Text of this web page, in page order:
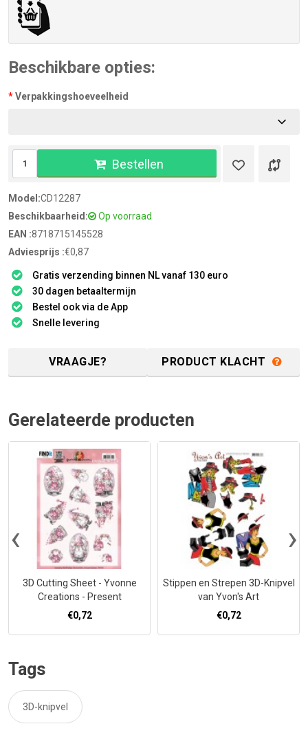
Beschikbare opties:
Verpakkingshoeveelheid
Bestellen
Model:CD12287
Beschikbaarheid:
Op voorraad
EAN :8718715145528
Adviesprijs :€0,87
Gratis verzending binnen NL vanaf 130 euro
30 dagen betaaltermijn
Bestel ook via de App
Snelle levering
VRAAGJE? PRODUCT KLACHT
Gerelateerde producten
3D Cutting Sheet - Yvonne
Creations - Present
€0,72
Stippen en Strepen 3D-Knipvel
van Yvon's Art
€0,72
‹ ›
Tags
3D-knipvel